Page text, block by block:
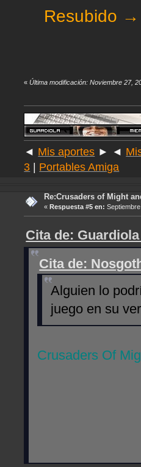
Resubido →
«Última modificación: Noviembre 27,
◄ Mis aportes ► ◄
3 | Portables Amiga
Re:Crusaders of Might
« Respuesta #5 en:
Cita de:
Cita de:
Alguien lo
juego en su
Crusaders Of